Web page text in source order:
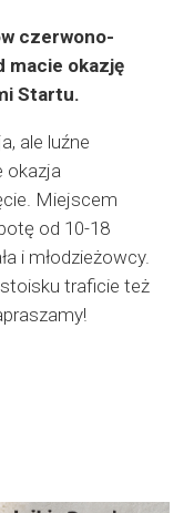
czerwono-
macie okazję
Startu.
ale luźne
okazja
Miejscem
od 10-18
i młodzieżowcy.
stoisku traficie też